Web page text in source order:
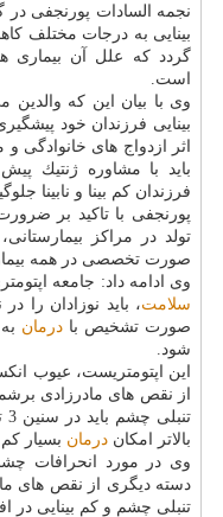
نجمه السادات پورنجفی در
بینایی به درجات مختلف
گردد كه علل آن بیماری
است.
وی با بیان این كه والدین
بینایی فرزندان خود
اثر ازدواج های
باید با مشاوره ژنتیك
فرزندان كم بینا و نابینا
پورنجفی با تاكید بر
تولد در مراكز
صورت تخصصی در همه
وی ادامه داد: جامعه
سلامت، باید نوزادان را
صورت تشخیص با درمان
شود.
این اپتومتریست، عیوب
از نقص های مادرزادی
بالاتر امكان درمان بسیار
وی در مورد انحرافات
دسته دیگری از نقص های
تنبلی چشم و كم بینایی در